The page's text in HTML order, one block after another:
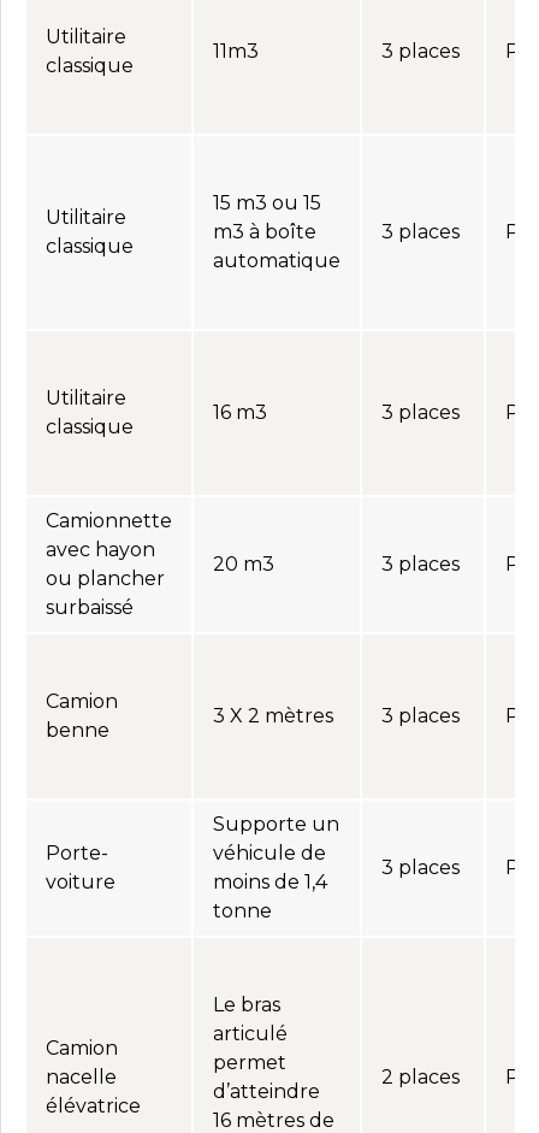
Utilitaire
classique
11m3 3 places
Utilitaire
classique
15 m3 ou 15
m3 à boîte
automatique
3 places
Utilitaire
classique
16 m3 3 places
Camionnette
avec hayon
ou plancher
surbaissé
20 m3 3 places
Camion
benne
3 X 2 mètres 3 places
Porte-
voiture
Supporte un
véhicule de
moins de 1,4
tonne
3 places
Camion
nacelle
élévatrice
Le bras
articulé
permet
d’atteindre
16 mètres de
2 places